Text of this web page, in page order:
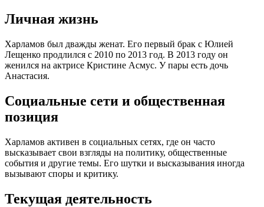
Личная жизнь
Харламов был дважды женат. Его первый брак с Юлией
Лещенко продлился с 2010 по 2013 год. В 2013 году он
женился на актрисе Кристине Асмус. У пары есть дочь
Анастасия.
Социальные сети и общественная
позиция
Харламов активен в социальных сетях, где он часто
высказывает свои взгляды на политику, общественные
события и другие темы. Его шутки и высказывания иногда
вызывают споры и критику.
Текущая деятельность